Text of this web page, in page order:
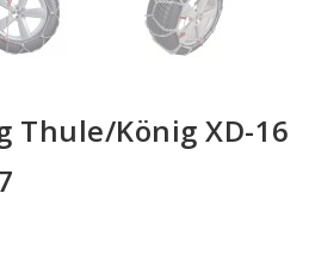
Thule/König XD-16